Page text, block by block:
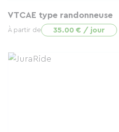
VTCAE type randonneuse
À partir de 35.00 € / jour